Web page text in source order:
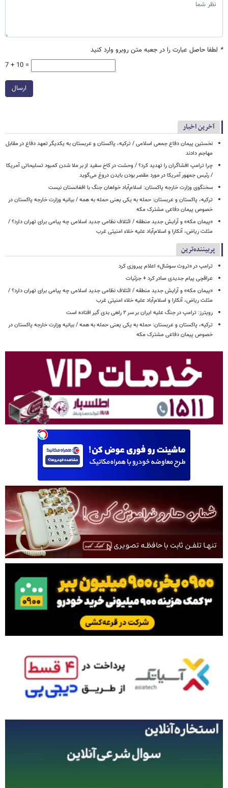
* لطفا حاصل عبارت را در جعبه متن روبرو وارد کنید
7 + 10 =
ارسال
آخرین اخبار
نخستین پیمان دفاع جمعی اسلامی / ترکیه، پاکستان و عربستان به یکدیگر تعهد دفاع در مقابل
مهاجم دادند
چرا ترامپ افشاگران را تهدید کرد؟ / وحشت در کاخ سفید از بر ملا شدن کمبود تسلیحاتی آمریکا
/ رئیس جمهور آمریکا در مورد مقصر بودن بایدن دروغ می‌گوید
سخنگوی وزارت خارجه پاکستان: اسلام‌آباد خواهان جنگ با افغانستان نیست
ترکیه، پاکستان و عربستان: حمله به یکی یعنی حمله به همه / بیانیه وزارت خارجه پاکستان در
خصوص پیمان دفاعی مشترک مکه
«پیمان مکه» و آرایش جدید منطقه / ائتلاف نظامی جدید اسلامی چه پیامی برای تهران دارد؟ /
مثلث ریاض، آنکارا و اسلام‌آباد علیه خلاء امنیتی غرب
پربیننده‌ترین
ترامپ در «تروث سوشال» اعلام پیروزی کرد
عراقچی پیام جدیدی صادر کرد + جزئیات
«پیمان مکه» و آرایش جدید منطقه / ائتلاف نظامی جدید اسلامی چه پیامی برای تهران دارد؟ /
مثلث ریاض، آنکارا و اسلام‌آباد علیه خلاء امنیتی غرب
رویترز: ترامپ در جنگ علیه ایران بر سر ۲ راهی بدی گیر افتاده است
ترکیه، پاکستان و عربستان: حمله به یکی یعنی حمله به همه / بیانیه وزارت خارجه پاکستان در
خصوص پیمان دفاعی مشترک مکه